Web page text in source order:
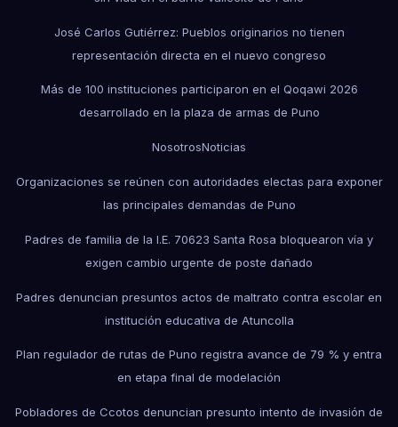
José Carlos Gutiérrez: Pueblos originarios no tienen
representación directa en el nuevo congreso
Más de 100 instituciones participaron en el Qoqawi 2026
desarrollado en la plaza de armas de Puno
NosotrosNoticias
Organizaciones se reúnen con autoridades electas para exponer
las principales demandas de Puno
Padres de familia de la I.E. 70623 Santa Rosa bloquearon vía y
exigen cambio urgente de poste dañado
Padres denuncian presuntos actos de maltrato contra escolar en
institución educativa de Atuncolla
Plan regulador de rutas de Puno registra avance de 79 % y entra
en etapa final de modelación
Pobladores de Ccotos denuncian presunto intento de invasión de